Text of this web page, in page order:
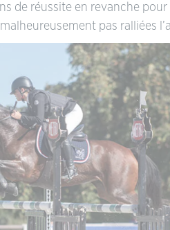
de réussite en revanche pour
pas ralliées